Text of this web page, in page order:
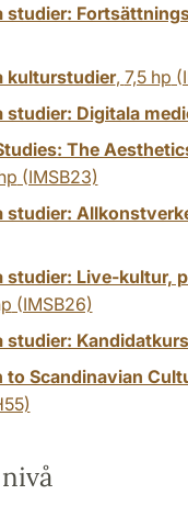
studier:
kulturstudier, 7,5 hp
studier: Digitala
The
(IMSB23)
studier:
studier: Live-kultur,
(IMSB26)
studier: Kandidatkurs
Scandinavian